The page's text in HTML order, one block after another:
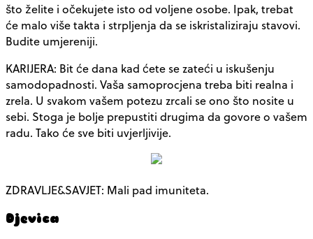
što želite i očekujete isto od voljene osobe. Ipak, trebat
će malo više takta i strpljenja da se iskristaliziraju stavovi.
Budite umjereniji.
KARIJERA: Bit će dana kad ćete se zateći u iskušenju
samodopadnosti. Vaša samoprocjena treba biti realna i
zrela. U svakom vašem potezu zrcali se ono što nosite u
sebi. Stoga je bolje prepustiti drugima da govore o vašem
radu. Tako će sve biti uvjerljivije.
ZDRAVLJE&SAVJET: Mali pad imuniteta.
Djevica